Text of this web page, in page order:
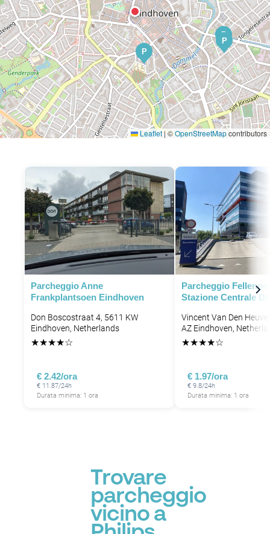
P
P
P
Leaflet | ©OpenStreetMapcontributors
Parcheggio Anne
Frankplantsoen Eindhoven
Don Boscostraat 4, 5611 KW
Eindhoven, Netherlands
★★★★☆
€ 2.42/ora
€ 11.87/24h
Durata minima: 1 ora
Parcheggio
Stazione Centrale
Vincent Van Den
AZ Eindhoven,
★★★★☆
€ 1.97/ora
€ 9.8/24h
Durata minima: 1 ora
Trovare
parcheggio
vicino a